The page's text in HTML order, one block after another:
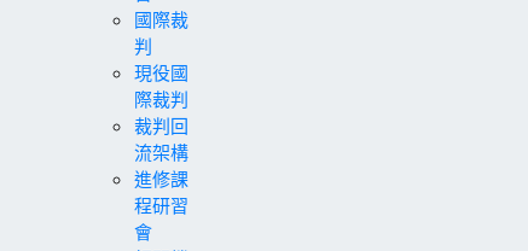
國際裁
判
現役國
際裁判
裁判回
流架構
進修課
程研習
會